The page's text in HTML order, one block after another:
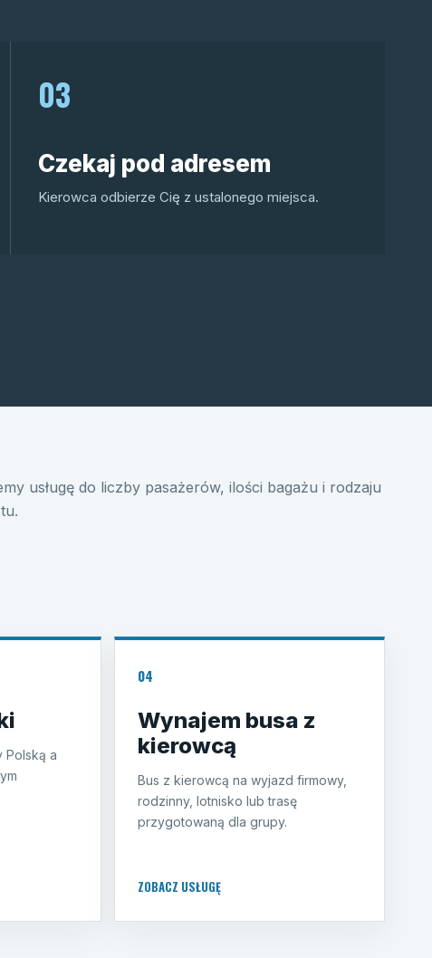
03
Czekaj pod adresem
Kierowca odbierze Cię z ustalonego miejsca.
usługę do liczby pasażerów, ilości bagażu i rodzaju
Polską a
04
Wynajem busa z
kierowcą
Bus z kierowcą na wyjazd firmowy,
rodzinny, lotnisko lub trasę
przygotowaną dla grupy.
ZOBACZ USŁUGĘ